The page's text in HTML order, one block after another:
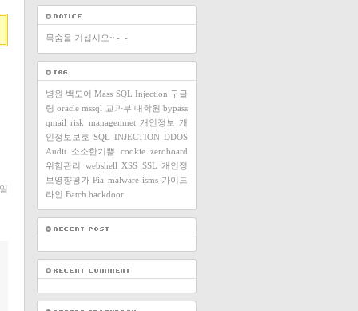
목숨을 거십시오~ -_-
병원 백도어 Mass SQL Injection 구글
링 oracle mssql 교과부 대학원 bypass
qmail risk managemnet 개인정보
개
인정보보호 SQL INJECTION DDOS
Audit 소소한기쁨 cookie zeroboard
위험관리
webshell XSS SSL 개인정
보영향평가 Pia malware isms 가이드
라인 Batch backdoor